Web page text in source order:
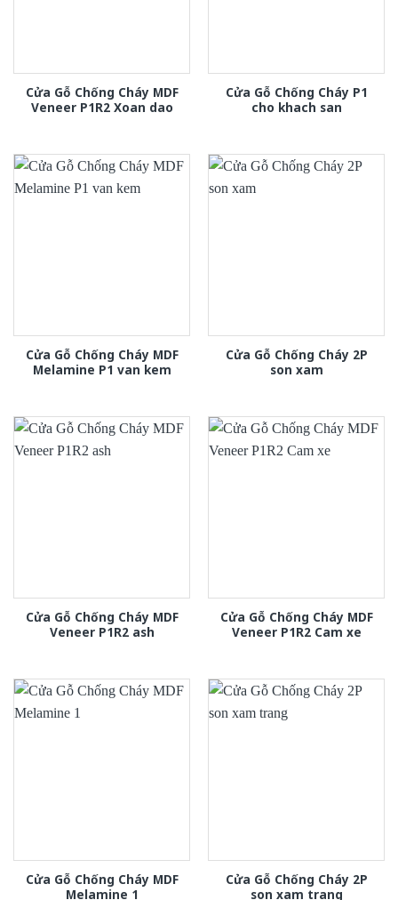
Cửa Gỗ Chống Cháy MDF
Veneer P1R2 Xoan dao
Cửa Gỗ Chống Cháy P1
cho khach san
Cửa Gỗ Chống Cháy MDF
Melamine P1 van kem
Cửa Gỗ Chống Cháy 2P
son xam
Cửa Gỗ Chống Cháy MDF
Veneer P1R2 ash
Cửa Gỗ Chống Cháy MDF
Veneer P1R2 Cam xe
Cửa Gỗ Chống Cháy MDF
Melamine 1
Cửa Gỗ Chống Cháy 2P
son xam trang